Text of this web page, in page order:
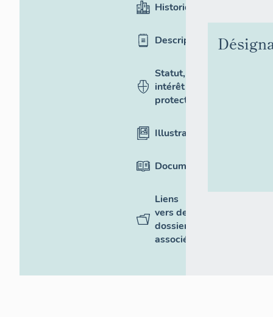
Historique
Description
Statut,
intérêt et
protection
Illustrations
Documentation
Liens
vers des
dossiers
associés